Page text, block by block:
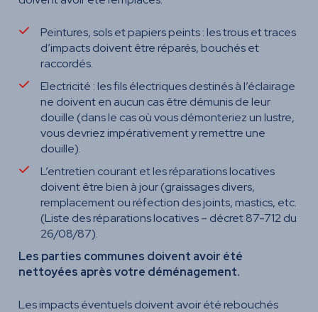
Peintures, sols et papiers peints : les trous et traces
d’impacts doivent être réparés, bouchés et
raccordés.
Electricité : les fils électriques destinés à l’éclairage
ne doivent en aucun cas être démunis de leur
douille (dans le cas où vous démonteriez un lustre,
vous devriez impérativement y remettre une
douille).
L’entretien courant et les réparations locatives
doivent être bien à jour (graissages divers,
remplacement ou réfection des joints, mastics, etc.
(Liste des réparations locatives – décret 87-712 du
26/08/87).
Les parties communes doivent avoir été
nettoyées après votre déménagement.
Les impacts éventuels doivent avoir été rebouchés